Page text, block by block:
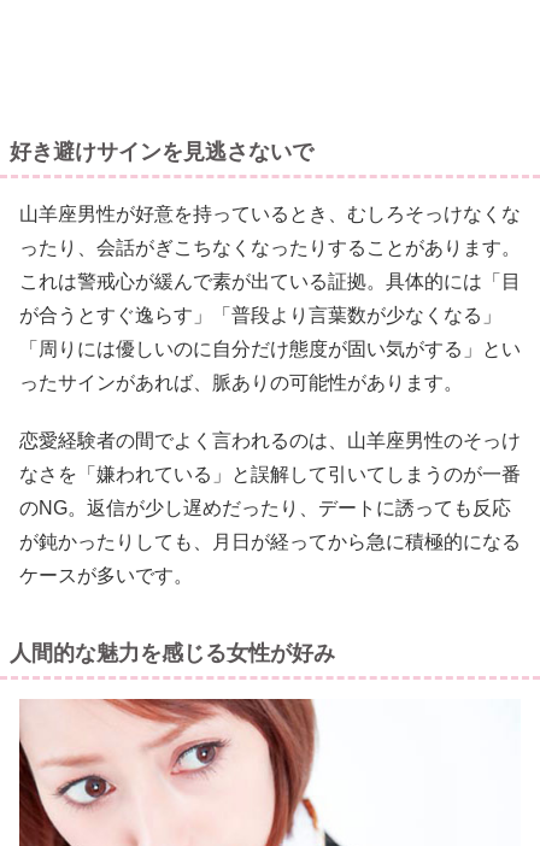
好き避けサインを見逃さないで
山羊座男性が好意を持っているとき、むしろそっけなくな
ったり、会話がぎこちなくなったりすることがあります。
これは警戒心が緩んで素が出ている証拠。具体的には「目
が合うとすぐ逸らす」「普段より言葉数が少なくなる」
「周りには優しいのに自分だけ態度が固い気がする」とい
ったサインがあれば、脈ありの可能性があります。
恋愛経験者の間でよく言われるのは、山羊座男性のそっけ
なさを「嫌われている」と誤解して引いてしまうのが一番
のNG。返信が少し遅めだったり、デートに誘っても反応
が鈍かったりしても、月日が経ってから急に積極的になる
ケースが多いです。
人間的な魅力を感じる女性が好み